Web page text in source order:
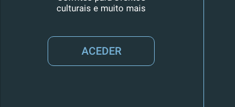
culturais e muito mais
ACEDER